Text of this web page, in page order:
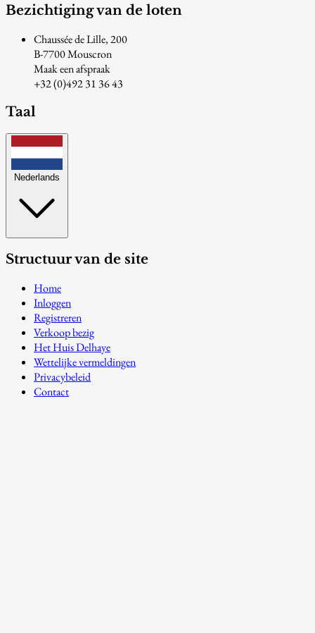
Bezichtiging van de loten
Chaussée de Lille, 200
B-7700 Mouscron
Maak een afspraak
+32 (0)492 31 36 43
Taal
Nederlands
Structuur van de site
Home
Inloggen
Registreren
Verkoop bezig
Het Huis Delhaye
Wettelijke vermeldingen
Privacybeleid
Contact